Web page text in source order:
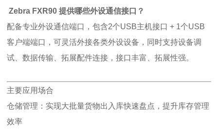
Zebra FXR90 提供哪些外设通信接口？
配备专业外设通信端口，包含2个USB主机接口 + 1个USB
客户端端口，可灵活外接各类外设设备，同时支持设备调
试、数据传输、拓展配件连接，接口丰富、拓展性强。
主要应用场合
仓储管理：实现大批量货物出入库快速盘点，提升库存管理
效率